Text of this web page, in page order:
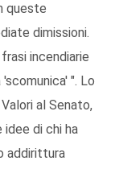
queste
dimissioni.
incendiarie
". Lo
al Senato,
idee di chi ha
addirittura